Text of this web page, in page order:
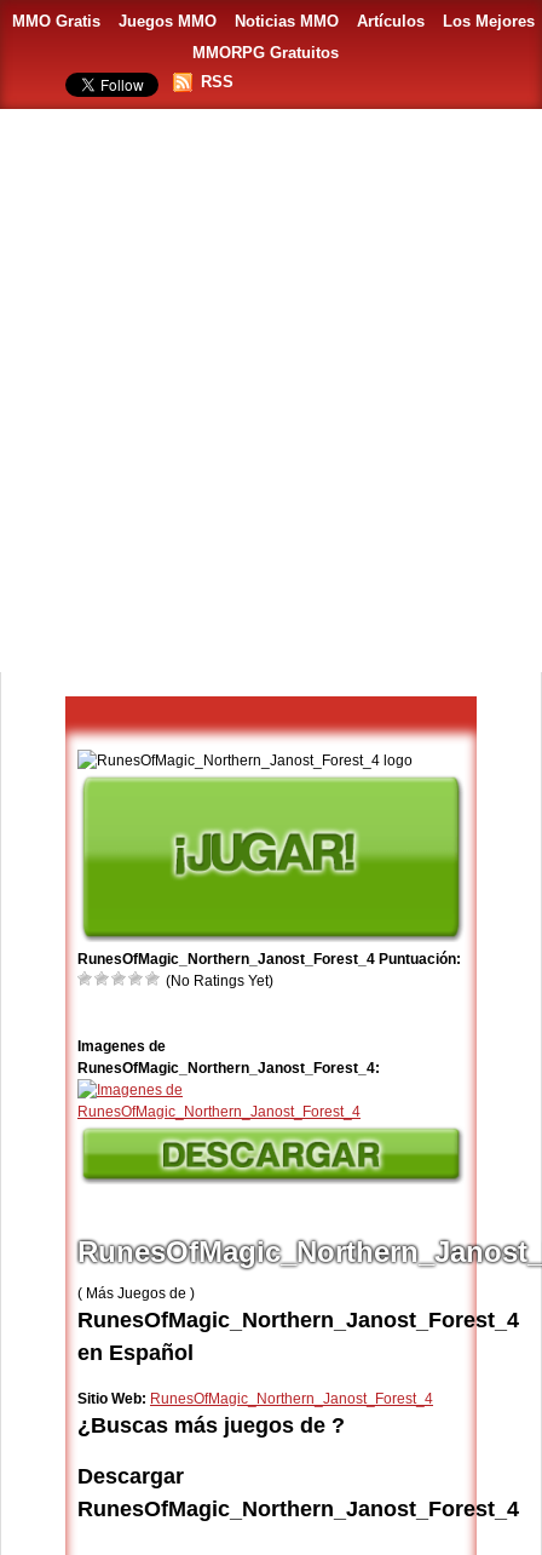
MMO Gratis Juegos MMO Noticias MMO Artículos
Los Mejores
MMORPG Gratuitos
RSS
RunesOfMagic_Northern_Janost_Forest_4 Puntuación:
(No Ratings Yet)
Imagenes de
RunesOfMagic_Northern_Janost_Forest_4:
( Más Juegos de )
RunesOfMagic_Northern_Janost_Forest_4
en Español
Sitio Web: RunesOfMagic_Northern_Janost_Forest_4
¿Buscas más juegos de ?
Descargar
RunesOfMagic_Northern_Janost_Forest_4